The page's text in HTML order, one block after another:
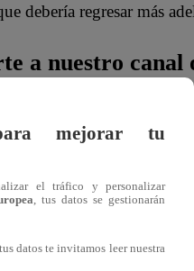
debería regresar más
a nuestro canal
y noticias de última
capítulos de “Yo
mejorar tu
el tráfico y personalizar
, tus datos se gestionarán
datos te invitamos leer nuestra